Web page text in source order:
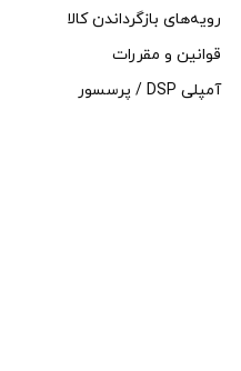
رویه‌های بازگرداندن کالا
قوانین و مقررات
آمپلی DSP / پرسسور